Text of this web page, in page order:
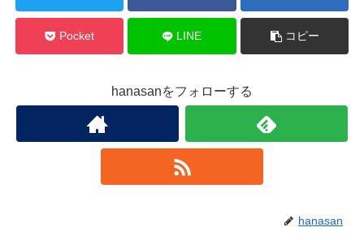
Pocket LINE コピー
hanasanをフォローする
hanasan